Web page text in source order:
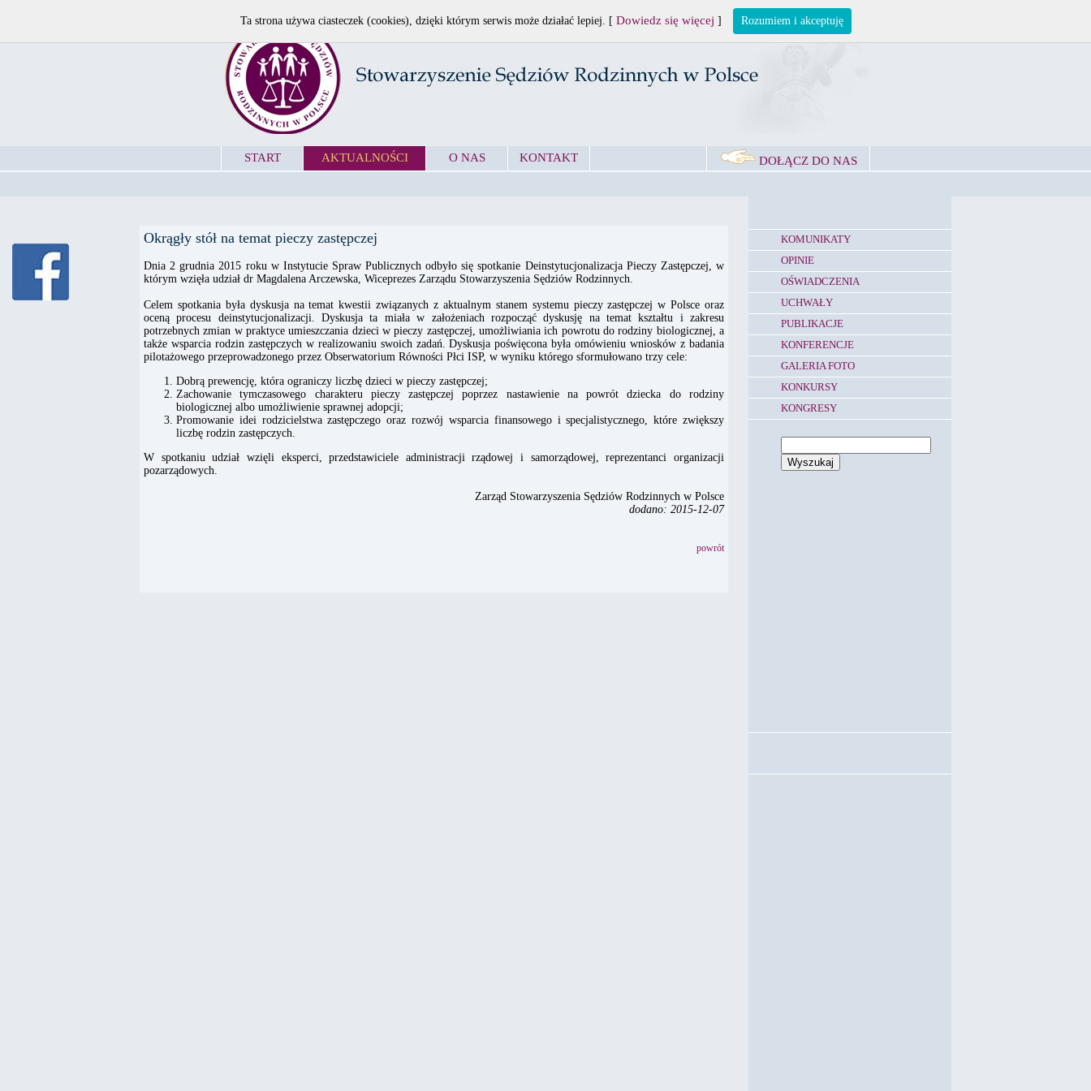
START AKTUALNOŚCI O NAS KONTAKT DOŁĄCZ DO NAS
Okrągły stół na temat pieczy zastępczej
Dnia 2 grudnia 2015 roku w Instytucie Spraw Publicznych odbyło się spotkanie Deinstytucjonalizacja Pieczy Zastępczej, w
którym wzięła udział dr Magdalena Arczewska, Wiceprezes Zarządu Stowarzyszenia Sędziów Rodzinnych.
Celem spotkania była dyskusja na temat kwestii związanych z aktualnym stanem systemu pieczy zastępczej w Polsce oraz
oceną procesu deinstytucjonalizacji. Dyskusja ta miała w założeniach rozpocząć dyskusję na temat kształtu i zakresu
potrzebnych zmian w praktyce umieszczania dzieci w pieczy zastępczej, umożliwiania ich powrotu do rodziny biologicznej, a
także wsparcia rodzin zastępczych w realizowaniu swoich zadań. Dyskusja poświęcona była omówieniu wniosków z badania
pilotażowego przeprowadzonego przez Obserwatorium Równości Płci ISP, w wyniku którego sformułowano trzy cele:
Dobrą prewencję, która ograniczy liczbę dzieci w pieczy zastępczej;
Zachowanie tymczasowego charakteru pieczy zastępczej poprzez nastawienie na powrót dziecka do rodziny
biologicznej albo umożliwienie sprawnej adopcji;
Promowanie idei rodzicielstwa zastępczego oraz rozwój wsparcia finansowego i specjalistycznego, które zwiększy
liczbę rodzin zastępczych.
W spotkaniu udział wzięli eksperci, przedstawiciele administracji rządowej i samorządowej, reprezentanci organizacji
pozarządowych.
Zarząd Stowarzyszenia Sędziów Rodzinnych w Polsce
dodano: 2015-12-07
powrót
KOMUNIKATY
OPINIE
OŚWIADCZENIA
UCHWAŁY
PUBLIKACJE
KONFERENCJE
GALERIA FOTO
KONKURSY
KONGRESY
Ta strona używa ciasteczek (cookies), dzięki którym serwis może działać lepiej. [ Dowiedz się więcej ] Rozumiem i akceptuję